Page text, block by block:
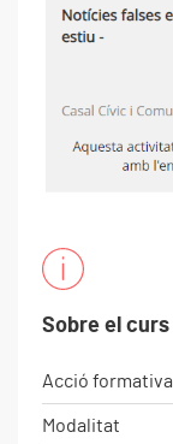
Sobre el curs
Acció formativa
Modalitat